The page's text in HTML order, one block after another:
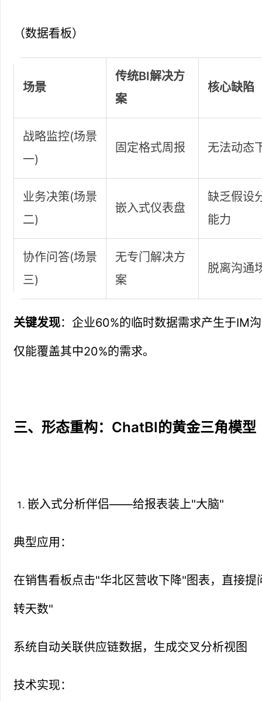
（数据看板）
场景
传统BI解决方
案
核心缺陷
战略监控(场景
一)
固定格式周报 无法动态
业务决策(场景
二)
嵌入式仪表盘
缺乏假设
能力
协作问答(场景
三)
无专门解决方
案
脱离沟通
关键发现：企业60%的临时数据需求产生于IM
仅能覆盖其中20%的需求。
三、形态重构：ChatBI的黄金三角模型
嵌入式分析伴侣——给报表装上"大脑"
典型应用：
在销售看板点击"华北区营收下降"图表，直接
转天数"
系统自动关联供应链数据，生成交叉分析视图
技术实现：